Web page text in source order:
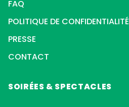
FAQ
POLITIQUE DE CONFIDENTIALITÉ
PRESSE
CONTACT
SOIRÉES & SPECTACLES